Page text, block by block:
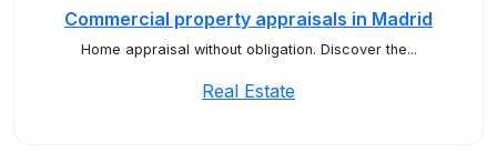
Commercial property appraisals in Madrid
Home appraisal without obligation. Discover the...
Real Estate